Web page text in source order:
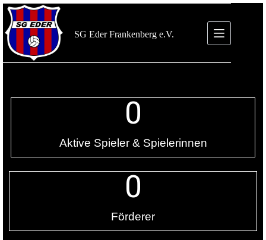
SG Eder Frankenberg e.V.
Aktive Spieler & Spielerinnen
0
Förderer
0